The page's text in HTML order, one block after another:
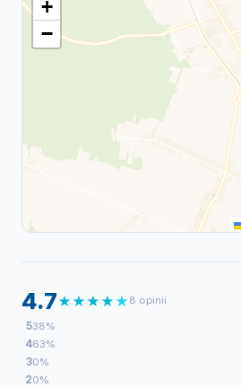
+
−
4.7★★★★★ 8 opinii
538%
463%
30%
20%